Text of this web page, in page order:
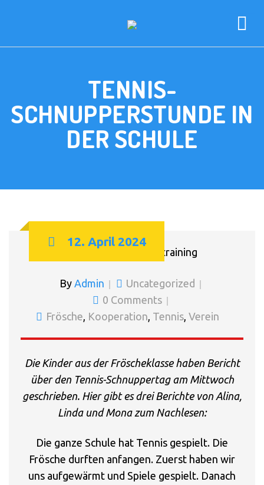
TENNIS-
SCHNUPPERSTUNDE IN
DER SCHULE
12. April 2024
By Admin
Uncategorized
0 Comments
Frösche, Kooperation, Tennis, Verein
Die Kinder aus der Fröscheklasse haben Bericht
über den Tennis-Schnuppertag am Mittwoch
geschrieben. Hier gibt es drei Berichte von Alina,
Linda und Mona zum Nachlesen:
Die ganze Schule hat Tennis gespielt. Die
Frösche durften anfangen. Zuerst haben wir
uns aufgewärmt und Spiele gespielt. Danach